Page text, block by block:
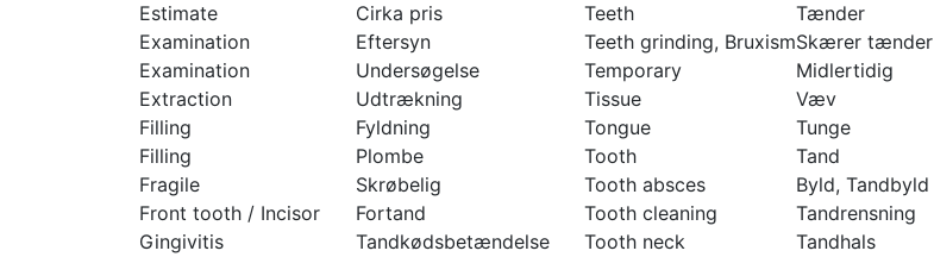
Estimate
Cirka pris Teeth
Tænder
Examination
Eftersyn Teeth grinding, BruxismSkærer tænder
Examination
Undersøgelse Temporary
Midlertidig
Extraction
Udtrækning Tissue
Væv
Filling
Fyldning Tongue
Tunge
Filling
Plombe Tooth
Tand
Fragile
Skrøbelig Tooth absces
Byld, Tandbyld
Front tooth / Incisor
Fortand Tooth cleaning
Tandrensning
Gingivitis
Tandkødsbetændelse Tooth neck
Tandhals